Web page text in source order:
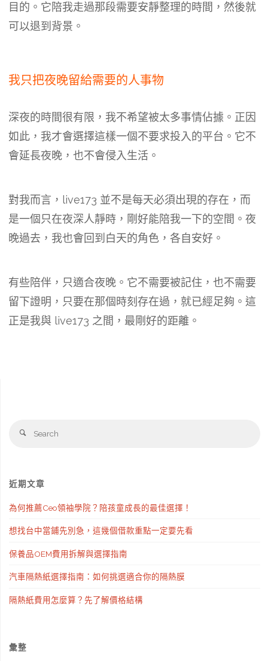
目的。它陪我走過那段需要安靜整理的時間，然後就
可以退到背景。
我只把夜晚留給需要的人事物
深夜的時間很有限，我不希望被太多事情佔據。正因
如此，我才會選擇這樣一個不要求投入的平台。它不
會延長夜晚，也不會侵入生活。
對我而言，live173 並不是每天必須出現的存在，而
是一個只在夜深人靜時，剛好能陪我一下的空間。夜
晚過去，我也會回到白天的角色，各自安好。
有些陪伴，只適合夜晚。它不需要被記住，也不需要
留下證明，只要在那個時刻存在過，就已經足夠。這
正是我與 live173 之間，最剛好的距離。
Search
近期文章
為何推薦Ceo領袖學院？陪孩童成長的最佳選擇！
想找台中當鋪先別急，這幾個借款重點一定要先看
保養品OEM費用拆解與選擇指南
汽車隔熱紙選擇指南：如何挑選適合你的隔熱膜
隔熱紙費用怎麼算？先了解價格結構
彙整